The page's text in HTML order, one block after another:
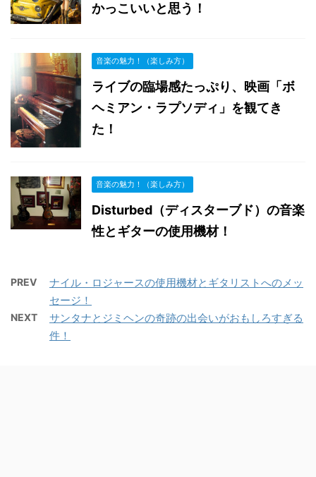
かっこいいと思う！
音楽の魅力！（楽しみ方）
ライブの臨場感たっぷり、映画「ボ
ヘミアン・ラプソディ」を観てき
た！
音楽の魅力！（楽しみ方）
Disturbed（ディスターブド）の音楽
性とギターの使用機材！
PREV
ナイル・ロジャースの使用機材とギタリストへのメッ
セージ！
NEXT
サンタナとジミヘンの奇跡の出会いがおもしろすぎる
件！